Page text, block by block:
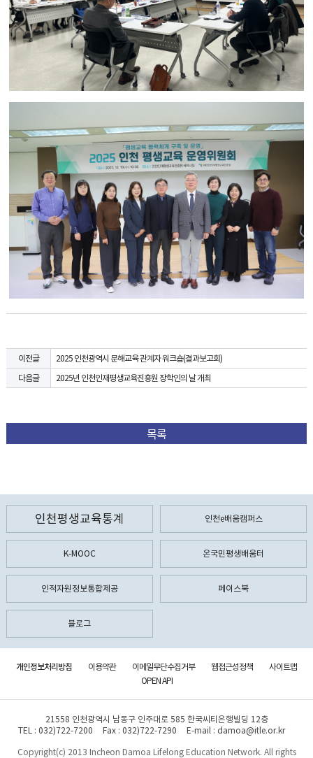
이전글
2025 인천광역시 문해교육 관계자 워크숍(결과보고회)
다음글
2025년 인천인재평생교육진흥원 장학인의 날 개최
목록
인천평생교육통계 인천e배움캠퍼스
K-MOOC 온국민평생배움터
인적자원정보통합제공 페이스북
블로그
개인정보처리방침 이용약관 이메일무단수집거부 웹접근성정책
사이트맵
OPEN API
21558 인천광역시 남동구 인주대로 585 한국씨티은행빌딩 12층
TEL : 032)722-7200
Fax : 032)722-7290 E-mail : damoa@itle.or.kr
Copyright(c) 2013 Incheon Damoa Lifelong Education Network. All rights